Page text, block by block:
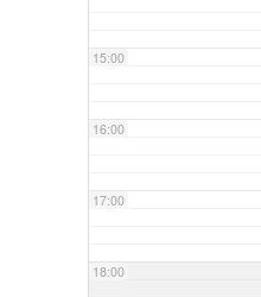
15:00
16:00
17:00
18:00